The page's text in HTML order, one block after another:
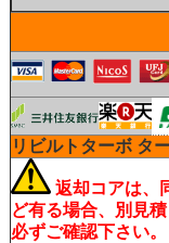
リビルトターボ タ
返却コアは、
ど有る場合、別見積
必ずご確認下さい